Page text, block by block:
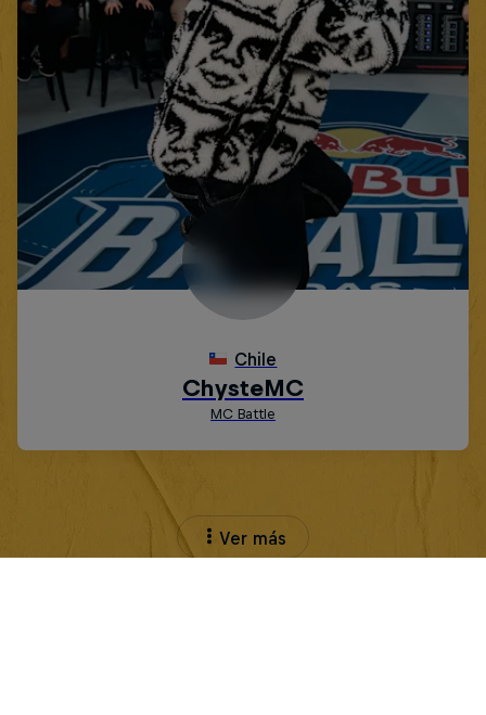
Ver más